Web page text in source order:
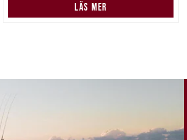
LÄS MER